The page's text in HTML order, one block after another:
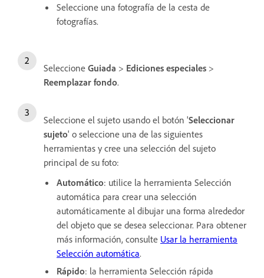
Seleccione una fotografía de la cesta de
fotografías.
Seleccione Guiada > Ediciones especiales >
Reemplazar fondo.
Seleccione el sujeto usando el botón 'Seleccionar
sujeto' o seleccione una de las siguientes
herramientas y cree una selección del sujeto
principal de su foto:
Automático: utilice la herramienta Selección
automática para crear una selección
automáticamente al dibujar una forma alrededor
del objeto que se desea seleccionar. Para obtener
más información, consulte Usar la herramienta
Selección automática.
Rápido: la herramienta Selección rápida